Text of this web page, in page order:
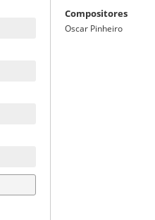
Compositores
Oscar Pinheiro